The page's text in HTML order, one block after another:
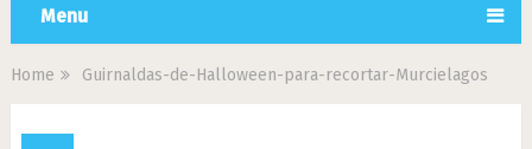
Menu
Home Guirnaldas-de-Halloween-para-recortar-Murcielagos